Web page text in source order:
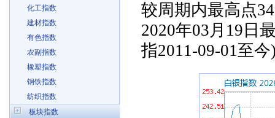
化工指数
建材指数
有色指数
农副指数
橡塑指数
钢铁指数
纺织指数
板块指数
较周期内最高点
2020年03月19日
指2011-09-01至今